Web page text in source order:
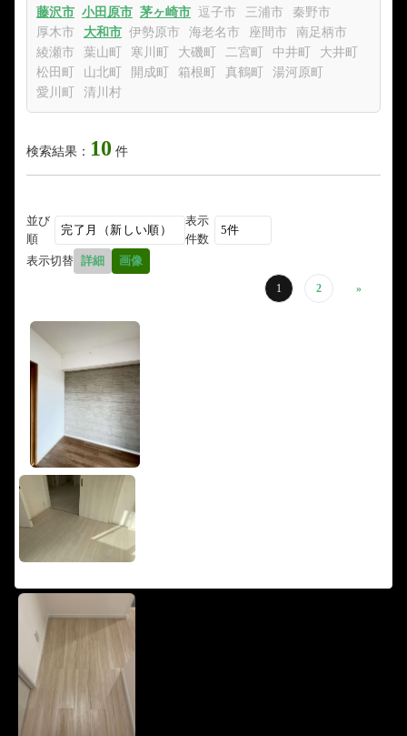
藤沢市 小田原市 茅ヶ崎市 逗子市 三浦市
秦野市
厚木市
大和市 伊勢原市 海老名市 座間市
南足柄市
綾瀬市
葉山町 寒川町 大磯町 二宮町 中井町
大井町
松田町
山北町 開成町 箱根町 真鶴町
湯河原町
愛川町
清川村
検索結果： 10 件
並び
順
表示
件数
表示切替 詳細 画像
1 2 »